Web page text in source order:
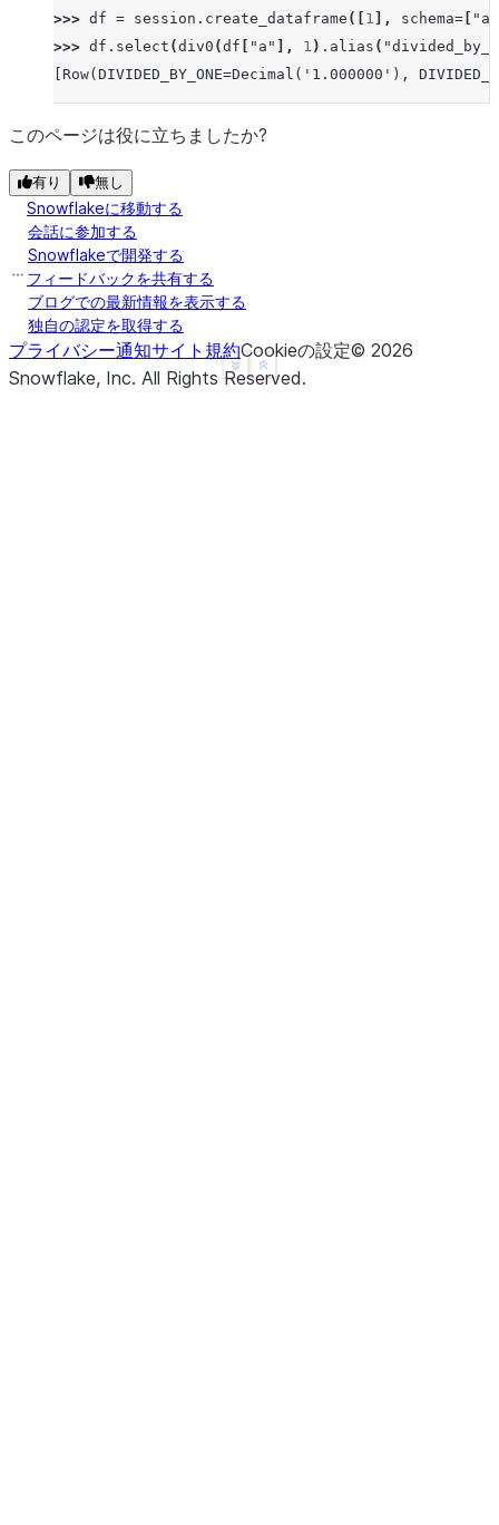
>>> df = session . create_dataframe ([ 1 ], schema=
"a"
>>> df . select (div0 (df "a" ], 1 ) . alias (
[Row(DIVIDED_BY_ONE=Decimal('1.000000'),
Show less
See more
このページは役に立ちましたか?
有り 無し
Snowflakeに移動する
会話に参加する
Snowflakeで開発する
フィードバックを共有する
ブログでの最新情報を表示する
独自の認定を取得する
プライバシー通知サイト規約Cookieの設定© 2026
Snowflake, Inc. All Rights Reserved.